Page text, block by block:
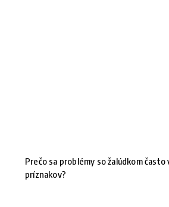
Prečo sa problémy so žalúdkom
príznakov?